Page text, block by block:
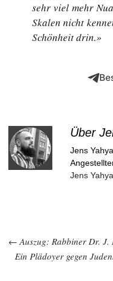
sehr viel mehr
Skalen nicht
Schönheit drin.»
Über
Jens
Jens
← Auszug: Rabbiner Dr. J.
Ein Plädoyer gegen